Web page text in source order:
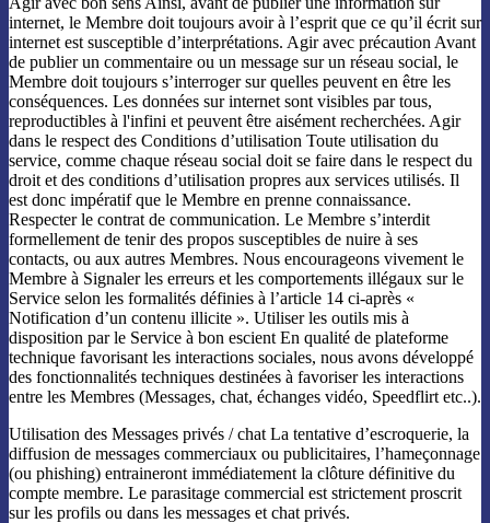
internet, le Membre doit toujours avoir à l’esprit que ce qu’il écrit sur
internet est susceptible d’interprétations. Agir avec précaution Avant
de publier un commentaire ou un message sur un réseau social, le
Membre doit toujours s’interroger sur quelles peuvent en être les
conséquences. Les données sur internet sont visibles par tous,
reproductibles à l'infini et peuvent être aisément recherchées. Agir
dans le respect des Conditions d’utilisation Toute utilisation du
service, comme chaque réseau social doit se faire dans le respect du
droit et des conditions d’utilisation propres aux services utilisés. Il
est donc impératif que le Membre en prenne connaissance.
Respecter le contrat de communication. Le Membre s’interdit
formellement de tenir des propos susceptibles de nuire à ses
contacts, ou aux autres Membres. Nous encourageons vivement le
Membre à Signaler les erreurs et les comportements illégaux sur le
Service selon les formalités définies à l’article 14 ci-après «
Notification d’un contenu illicite ». Utiliser les outils mis à
disposition par le Service à bon escient En qualité de plateforme
technique favorisant les interactions sociales, nous avons développé
des fonctionnalités techniques destinées à favoriser les interactions
entre les Membres (Messages, chat, échanges vidéo, Speedflirt etc..).
Utilisation des Messages privés / chat La tentative d’escroquerie, la
diffusion de messages commerciaux ou publicitaires, l’hameçonnage
(ou phishing) entraineront immédiatement la clôture définitive du
compte membre. Le parasitage commercial est strictement proscrit
sur les profils ou dans les messages et chat privés.